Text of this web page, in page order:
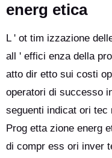
energ etica
L ' ot tim izzazione
all ' effici enza della
atto dir etto sui costi
operatori di successo
seguenti indicat ori tec
Prog etta zione energ
di compr ess ori inver